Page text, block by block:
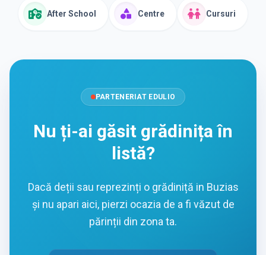
After School Centre Cursuri
PARTENERIAT EDULIO
Nu ți-ai găsit grădinița în
listă?
Dacă deții sau reprezinți o grădiniță in Buzias
și nu apari aici, pierzi ocazia de a fi văzut de
părinții din zona ta.